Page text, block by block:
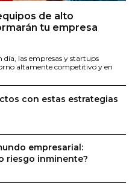
de alto
tu empresa
las empresas y startups
altamente competitivo y en
con estas estrategias
empresarial:
riesgo inminente?